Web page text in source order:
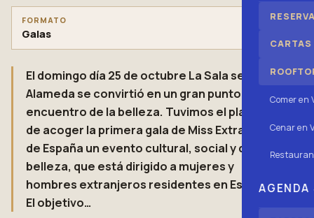
CARTAS
Comer en
Cenar en
AGENDA
FORMATO
Galas
El domingo día 25 de octubre La Sala se Palau
Alameda se convirtió en un gran punto de
encuentro de la belleza. Tuvimos el placer
de acoger la primera gala de Miss Extrajeros
de España un evento cultural, social y de
belleza, que está dirigido a mujeres y
hombres extranjeros residentes en España.
El objetivo…